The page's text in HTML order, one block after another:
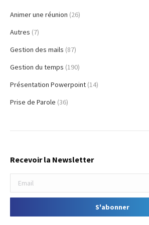
Animer une réunion (26)
Autres (7)
Gestion des mails (87)
Gestion du temps (190)
Présentation Powerpoint (14)
Prise de Parole (36)
Recevoir la Newsletter